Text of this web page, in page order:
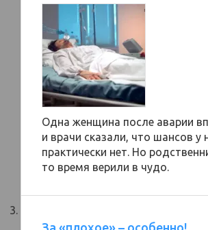
Одна женщина после аварии
и врачи сказали, что шансов у
практически нет. Но
то время верили в чудо.
За «плохое» – особенно!